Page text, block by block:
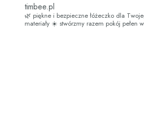
timbee.pl
🌿 piękne i bezpieczne łóżeczko dla
materiały ☀️ stwórzmy razem pokój pełen